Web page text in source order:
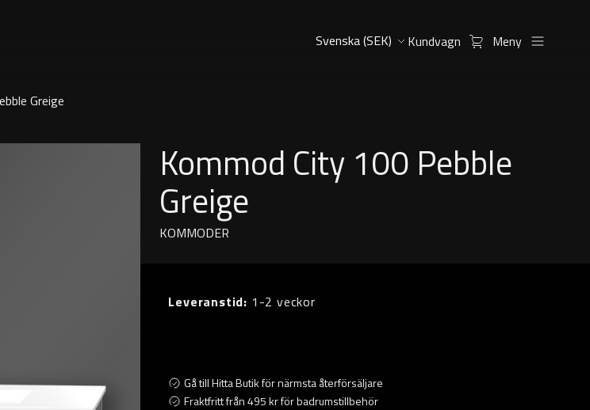
Kundvagn Meny
Greige
Kommod City 100 Pebble
Greige
KOMMODER
Leveranstid: 1-2 veckor
Gå till Hitta Butik för närmsta återförsäljare
Fraktfritt från 495 kr för badrumstillbehör